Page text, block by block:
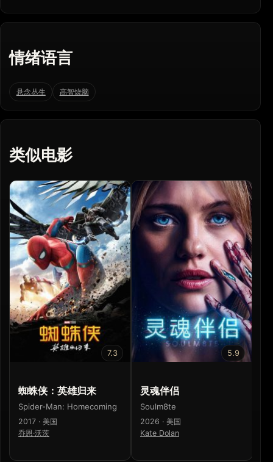
情绪语言
悬念丛生 高智烧脑
类似电影
7.3
蜘蛛侠：英雄归来
Spider-Man: Homecoming
2017 · 美国
乔恩·沃茨
5.9
灵魂伴侣
Soulm8te
2026 · 美国
Kate Dolan